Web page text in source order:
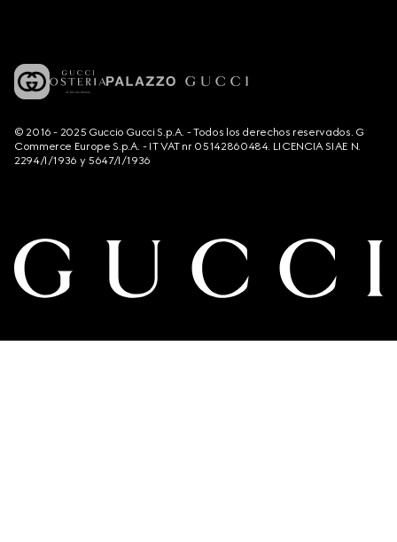
© 2016 - 2025 Guccio Gucci S.p.A. - Todos los derechos reservados. G
Commerce Europe S.p.A. - IT VAT nr 05142860484. LICENCIA SIAE N.
2294/I/1936 y 5647/I/1936